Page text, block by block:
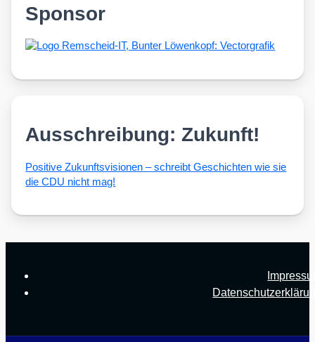
Sponsor
Ausschreibung: Zukunft!
Posi­ti­ve Zukunfts­vi­sio­nen – schreibt Geschich­ten wie sie
die CDU nicht mag!